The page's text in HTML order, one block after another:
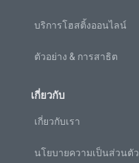
บริการโฮสติ้งออนไลน์
ตัวอย่าง & การสาธิต
เกี่ยวกับ
เกี่ยวกับเรา
นโยบายความเป็นส่วนตัว